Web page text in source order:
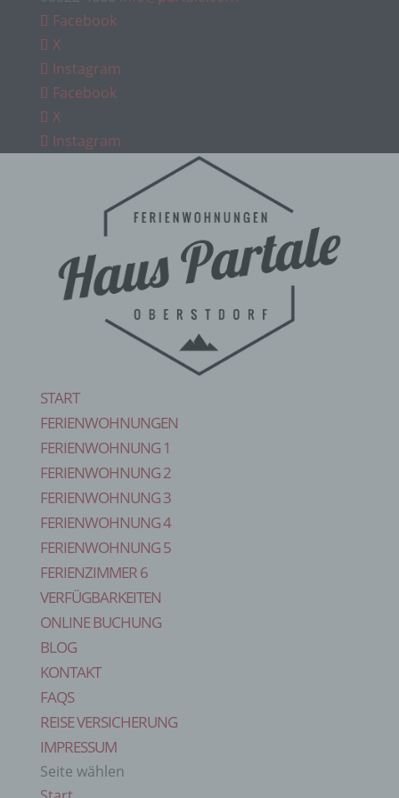
Facebook
X
Instagram
Facebook
X
Instagram
START
FERIENWOHNUNGEN
FERIENWOHNUNG 1
FERIENWOHNUNG 2
FERIENWOHNUNG 3
FERIENWOHNUNG 4
FERIENWOHNUNG 5
FERIENZIMMER 6
VERFÜGBARKEITEN
ONLINE BUCHUNG
BLOG
KONTAKT
FAQS
REISE VERSICHERUNG
IMPRESSUM
Seite wählen